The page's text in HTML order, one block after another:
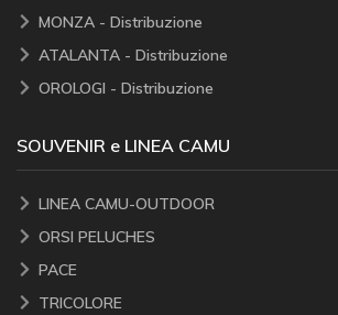
MONZA - Distribuzione
ATALANTA - Distribuzione
OROLOGI - Distribuzione
SOUVENIR e LINEA CAMU
LINEA CAMU-OUTDOOR
ORSI PELUCHES
PACE
TRICOLORE